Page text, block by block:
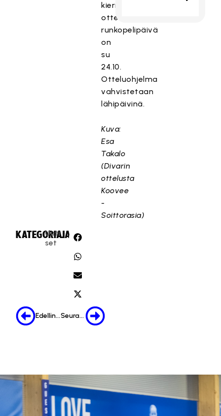
kierroksen
otteluiden
runkopelipäivä
on
su
24.10.
Otteluohjelma
vahvistetaan
lähipäivinä.
Kuva:
Esa
Takalo
(Divarin
ottelusta
Koovee
-
Soittorasia)
KATEGORIA:
Uuti
set
JAA:
Edellinen Seuraava